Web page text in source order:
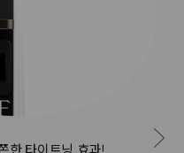
한 타이트닝 효과!